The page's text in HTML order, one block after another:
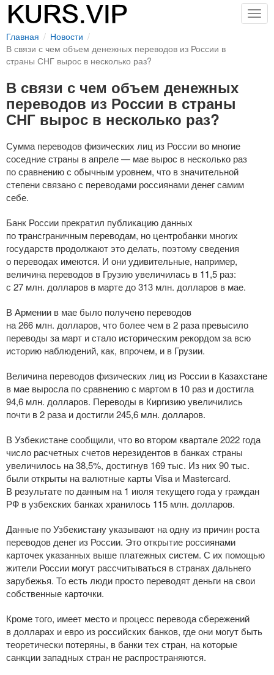
Главная
Новости
В связи с чем объем денежных переводов из России в
страны СНГ вырос в несколько раз?
В связи с чем объем денежных
переводов из России в страны
СНГ вырос в несколько раз?
Сумма переводов физических лиц из России во многие
соседние страны в апреле — мае вырос в несколько раз
по сравнению с обычным уровнем, что в значительной
степени связано с переводами россиянами денег самим
себе.
Банк России прекратил публикацию данных
по трансграничным переводам, но центробанки многих
государств продолжают это делать, поэтому сведения
о переводах имеются. И они удивительные, например,
величина переводов в Грузию увеличилась в 11,5 раз:
с 27 млн. долларов в марте до 313 млн. долларов в мае.
В Армении в мае было получено переводов
на 266 млн. долларов, что более чем в 2 раза превысило
переводы за март и стало историческим рекордом за всю
историю наблюдений, как, впрочем, и в Грузии.
Величина переводов физических лиц из России в Казахстане
в мае выросла по сравнению с мартом в 10 раз и достигла
94,6 млн. долларов. Переводы в Киргизию увеличились
почти в 2 раза и достигли 245,6 млн. долларов.
В Узбекистане сообщили, что во втором квартале 2022 года
число расчетных счетов нерезидентов в банках страны
увеличилось на 38,5%, достигнув 169 тыс. Из них 90 тыс.
были открыты на валютные карты Visa и Mastercard.
В результате по данным на 1 июля текущего года у граждан
РФ в узбекских банках хранилось 115 млн. долларов.
Данные по Узбекистану указывают на одну из причин роста
переводов денег из России. Это открытие россиянами
карточек указанных выше платежных систем. С их помощью
жители России могут рассчитываться в странах дальнего
зарубежья. То есть люди просто переводят деньги на свои
собственные карточки.
Кроме того, имеет место и процесс перевода сбережений
в долларах и евро из российских банков, где они могут быть
теоретически потеряны, в банки тех стран, на которые
санкции западных стран не распространяются.